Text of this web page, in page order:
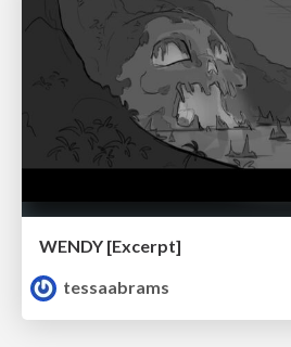
WENDY [Excerpt]
tessaabrams